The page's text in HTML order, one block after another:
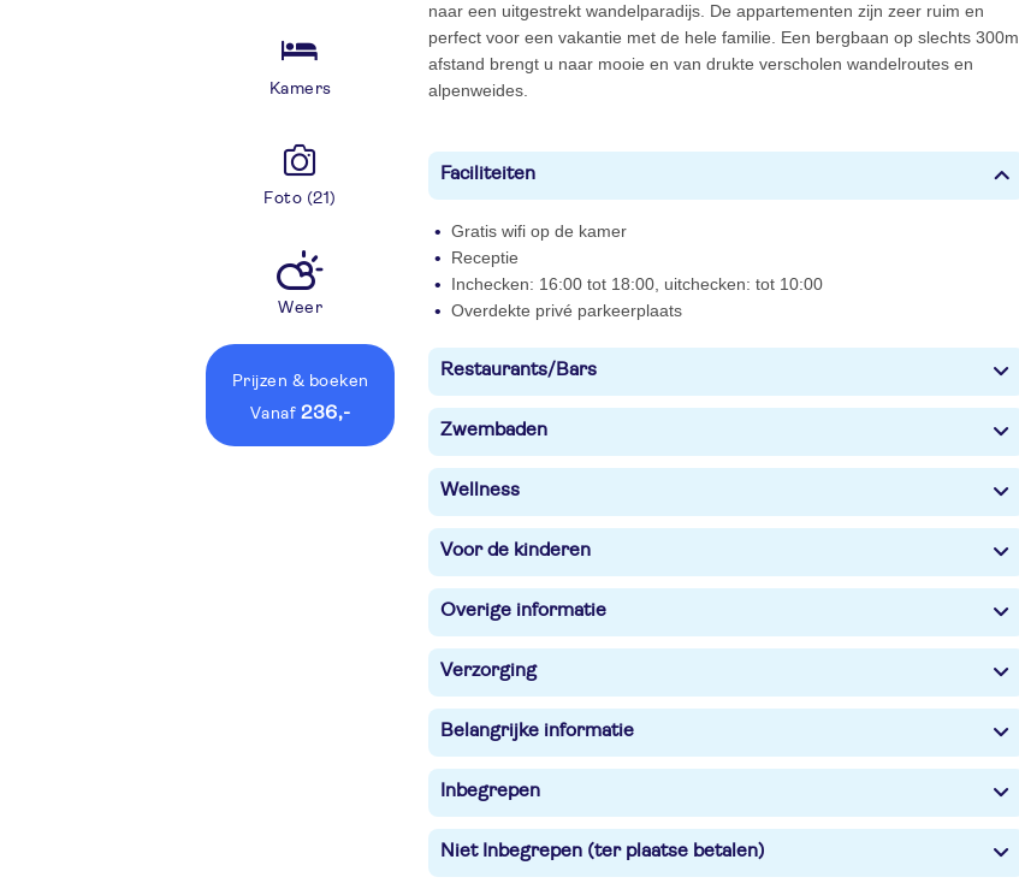
Kamers
Foto (21)
Weer
Prijzen & boeken
vanaf 236,-
naar een uitgestrekt wandelparadijs. De appartementen zijn zeer ruim en
perfect voor een vakantie met de hele familie. Een bergbaan op slechts 300m
afstand brengt u naar mooie en van drukte verscholen wandelroutes en
alpenweides.
Faciliteiten
Gratis wifi op de kamer
Receptie
Inchecken: 16:00 tot 18:00, uitchecken: tot 10:00
Overdekte privé parkeerplaats
Restaurants/Bars
Zwembaden
Wellness
Voor de kinderen
Overige informatie
Verzorging
Belangrijke informatie
Inbegrepen
Niet Inbegrepen (ter plaatse betalen)